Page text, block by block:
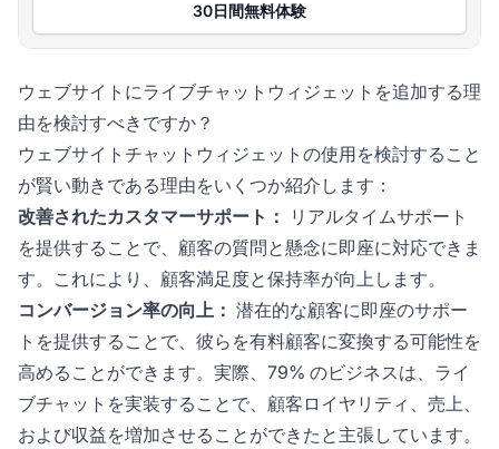
30日間無料体験
ウェブサイトにライブチャットウィジェットを追加する理
由を検討すべきですか？
ウェブサイトチャットウィジェットの使用を検討すること
が賢い動きである理由をいくつか紹介します：
改善されたカスタマーサポート：
リアルタイムサポート
を提供することで、顧客の質問と懸念に即座に対応できま
す。これにより、顧客満足度と保持率が向上します。
コンバージョン率の向上： 潜在的な顧客に即座のサポー
トを提供することで、彼らを有料顧客に変換する可能性を
高めることができます。実際、 79% のビジネスは、ライ
ブチャットを実装することで、顧客ロイヤリティ、売上、
および収益を増加させることができたと主張しています。